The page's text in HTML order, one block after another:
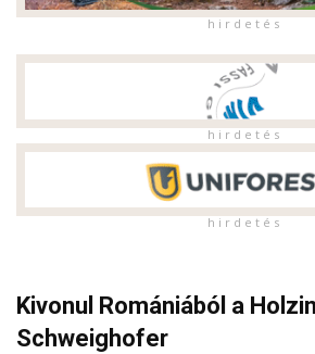
h i r d e t é s
h i r d e t é s
h i r d e t é s
Kivonul Romániából a
Schweighofer